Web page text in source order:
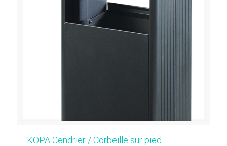
KOPA Cendrier / Corbeille sur pied